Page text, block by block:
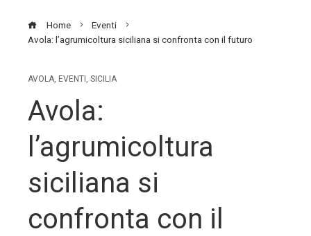
Home
Eventi
Avola: l’agrumicoltura siciliana si confronta con il futuro
AVOLA, EVENTI , SICILIA
Avola:
l’agrumicoltura
siciliana si
confronta con il